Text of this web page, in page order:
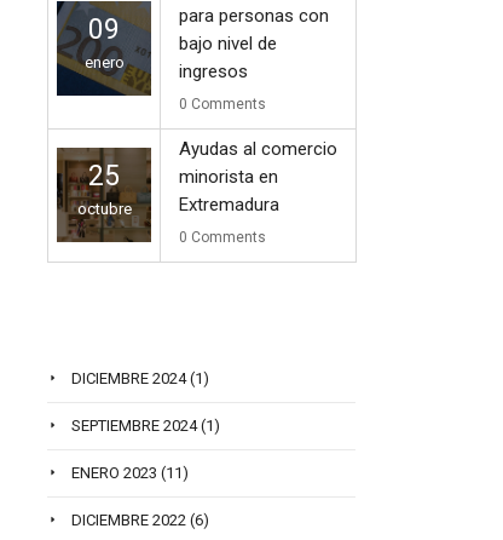
09
enero
para personas con
bajo nivel de
ingresos
0 Comments
25
octubre
Ayudas al comercio
minorista en
Extremadura
0 Comments
DICIEMBRE 2024(1)
SEPTIEMBRE 2024(1)
ENERO 2023 (11)
DICIEMBRE 2022 (6)